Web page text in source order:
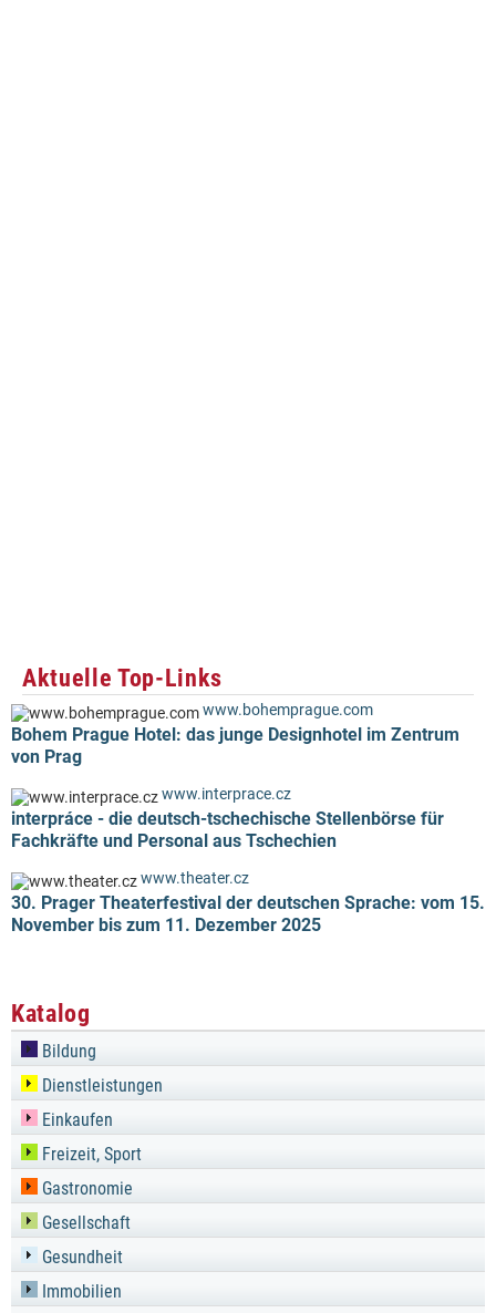
Aktuelle Top-Links
www.bohemprague.com
Bohem Prague Hotel: das junge Designhotel im Zentrum
von Prag
www.interprace.cz
interpráce - die deutsch-tschechische Stellenbörse für
Fachkräfte und Personal aus Tschechien
www.theater.cz
30. Prager Theaterfestival der deutschen Sprache: vom 15.
November bis zum 11. Dezember 2025
Katalog
Bildung
Dienstleistungen
Einkaufen
Freizeit, Sport
Gastronomie
Gesellschaft
Gesundheit
Immobilien